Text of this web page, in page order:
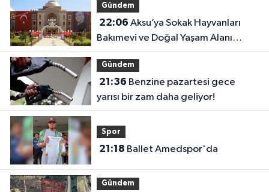
Gündem
22:06
Bakımevi ve Doğal Yaşam Alanı
geliyor
Gündem
21:36
yarısı bir zam daha geliyor!
Spor
21:18 Ballet Amedspor'da
Gündem